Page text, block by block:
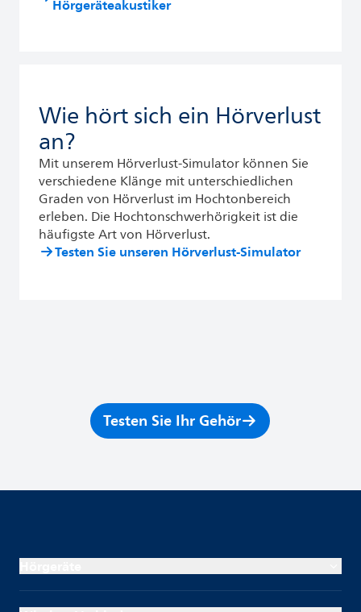
Hörgeräteakustiker
Wie hört sich ein Hörverlust
an?
Mit unserem Hörverlust-Simulator können Sie
verschiedene Klänge mit unterschiedlichen
Graden von Hörverlust im Hochtonbereich
erleben. Die Hochtonschwerhörigkeit ist die
häufigste Art von Hörverlust.
Testen Sie unseren Hörverlust-Simulator
Testen Sie Ihr Gehör